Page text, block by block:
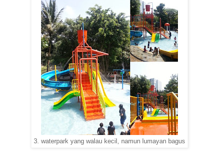
3. waterpark yang walau kecil, namun lumayan bagus